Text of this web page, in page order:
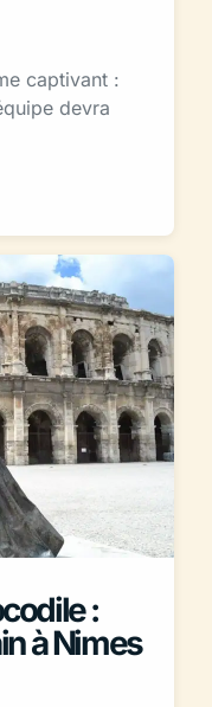
captivant :
devra
:
à Nimes